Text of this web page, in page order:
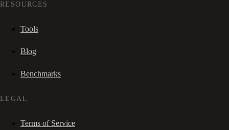
RESOURCES
Tools
Blog
Benchmarks
LEGAL
Terms of Service